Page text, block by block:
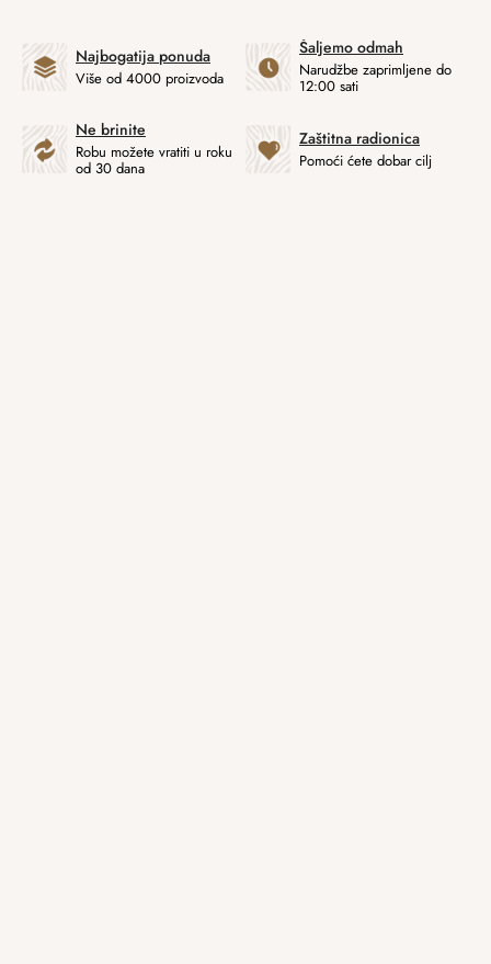
Najbogatija ponuda
Više od 4000 proizvoda
Šaljemo odmah
Narudžbe zaprimljene do
12:00 sati
Ne brinite
Robu možete vratiti u roku
od 30 dana
Zaštitna radionica
Pomoći ćete dobar cilj